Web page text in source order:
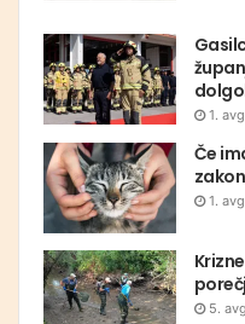
1.
Če
1.
5.